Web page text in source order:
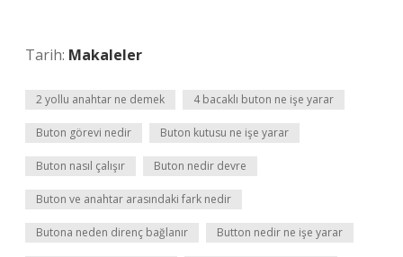
Tarih: Makaleler
2 yollu anahtar ne demek 4 bacaklı buton ne işe yarar
Buton görevi nedir Buton kutusu ne işe yarar
Buton nasıl çalışır Buton nedir devre
Buton ve anahtar arasındaki fark nedir
Butona neden direnç bağlanır Button nedir ne işe yarar